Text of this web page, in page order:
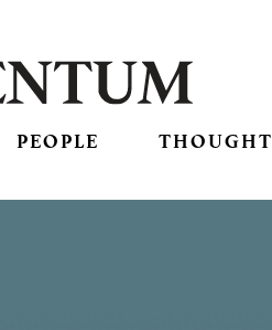
PEOPLE THOUGHT